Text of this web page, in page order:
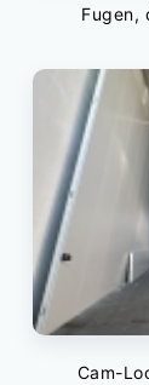
Fugen,
Cam-